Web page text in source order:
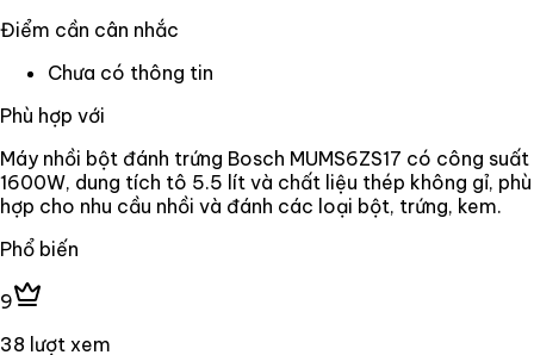
Điểm cần cân nhắc
Chưa có thông tin
Phù hợp với
Máy nhồi bột đánh trứng Bosch MUMS6ZS17 có công suất
1600W, dung tích tô 5.5 lít và chất liệu thép không gỉ, phù
hợp cho nhu cầu nhồi và đánh các loại bột, trứng, kem.
Phổ biến
9
38 lượt xem